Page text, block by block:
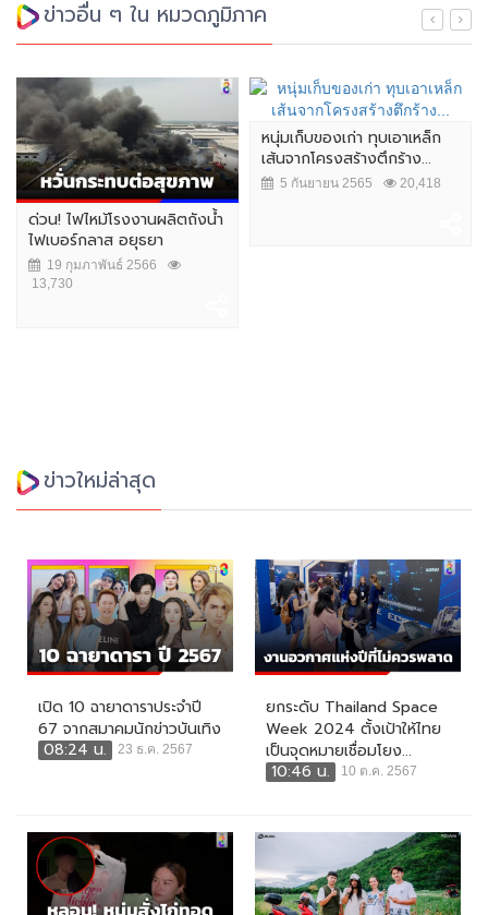
ข่าวอื่น ๆ ใน หมวดภูมิภาค
ด่วน! ไฟไหม้โรงงานผลิตถังน้ำ
ไฟเบอร์กลาส อยุธยา
19 กุมภาพันธ์ 2566
13,730
หนุ่มเก็บของเก่า ทุบเอาเหล็ก
เส้นจากโครงสร้างตึกร้าง...
5 กันยายน 2565 20,418
ข่าวใหม่ล่าสุด
เปิด 10 ฉายาดาราประจำปี
67 จากสมาคมนักข่าวบันเทิง
08:24 น.
23 ธ.ค. 2567
ยกระดับ Thailand Space
Week 2024 ตั้งเป้าให้ไทย
เป็นจุดหมายเชื่อมโยง...
10:46 น.
10 ต.ค. 2567